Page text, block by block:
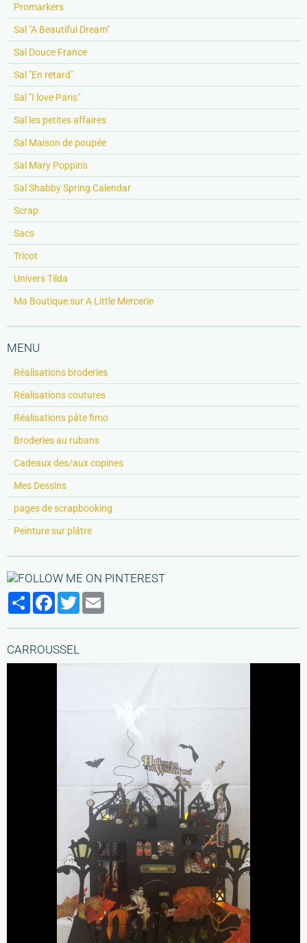
Promarkers
Sal "A Beautiful Dream"
Sal Douce France
Sal "En retard"
Sal "I love Paris"
Sal les petites affaires
Sal Maison de poupée
Sal Mary Poppin's
Sal Shabby Spring Calendar
Scrap
Sacs
Tricot
Univers Tilda
Ma Boutique sur A Little Mercerie
MENU
Réalisations broderies
Réalisations coutures
Réalisations pâte fimo
Broderies au rubans
Cadeaux des/aux copines
Mes Dessins
pages de scrapbooking
Peinture sur plâtre
PartagerFacebook
Twitter
CARROUSSEL